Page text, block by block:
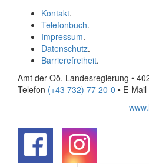
Kontakt.
Telefonbuch.
Impressum.
Datenschutz.
Barrierefreiheit.
Amt der Oö. Landesregierung •
Telefon (+43 732) 77 20-0 • E-Mail